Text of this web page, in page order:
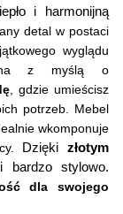
i harmonijną
wyglądu
z myślą o
, gdzie umieścisz
potrzeb. Mebel
wkomponuje
Dzięki złotym
dla swojego